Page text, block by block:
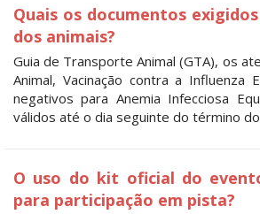
Quais os documentos
dos animais?
Guia de Transporte Animal (GTA), os
Animal, Vacinação contra a Influenza
negativos para Anemia Infecciosa
válidos até o dia seguinte do término
O uso do kit oficial do
para participação em pista?